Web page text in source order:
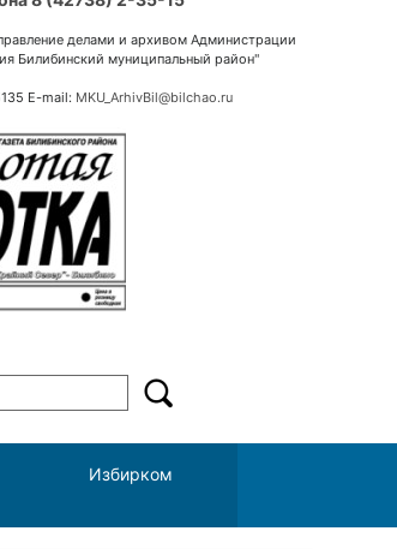
делами и архивом Администрации
Билибинский муниципальный район"
E-mail: MKU_ArhivBil@bilchao.ru
Избирком